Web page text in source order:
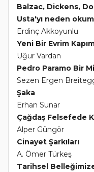
Balzac, Dickens,
Usta'yı neden
Erdinç Akkoyunlu
Yeni Bir Evrim
Uğur Vardan
Pedro Paramo Bir
Sezen Ergen
Şaka
Erhan Sunar
Çağdaş Felsefede
Alper Güngör
Cinayet Şarkıları
A. Ömer Türkeş
Tarihsel